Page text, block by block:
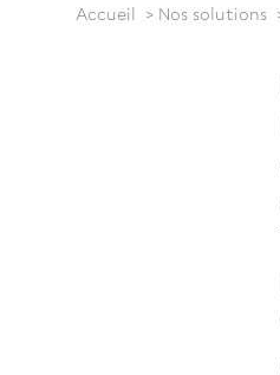
Accueil Nos solutions